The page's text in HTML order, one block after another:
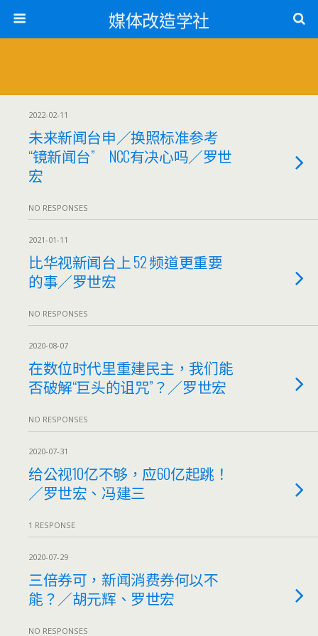
媒体改造学社
2022-02-11
未来新闻台申／换照标准参考
“镜新闻台” NCC有决心吗／罗世
宏
NO RESPONSES
2021-01-11
比华视新闻台上 52 频道更重要
的事／罗世宏
NO RESPONSES
2020-08-07
在数位时代里重建民主，我们能
否破解“巨头的诅咒”？／罗世宏
NO RESPONSES
2020-07-31
给公视10亿不够，应60亿起跳！
／罗世宏、冯建三
1 RESPONSE
2020-07-29
三倍券可，新闻消费券何以不
能？／胡元辉、罗世宏
NO RESPONSES